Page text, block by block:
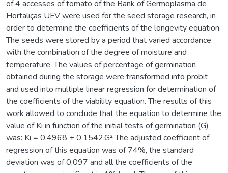
of 4 accesses of tomato of the Bank of Germoplasma de
Hortaliças UFV were used for the seed storage research, in
order to determine the coefficients of the longevity equation.
The seeds were stored by a period that varied accordance
with the combination of the degree of moisture and
temperature. The values of percentage of germination
obtained during the storage were transformed into probit
and used into multiple linear regression for determination of
the coefficients of the viability equation. The results of this
work allowed to conclude that the equation to determine the
value of Ki in function of the initial tests of germination (G)
was: Ki = 0,4968 + 0,1542.G² The adjusted coefficient of
regression of this equation was of 74%, the standard
deviation was of 0,097 and all the coefficients of the